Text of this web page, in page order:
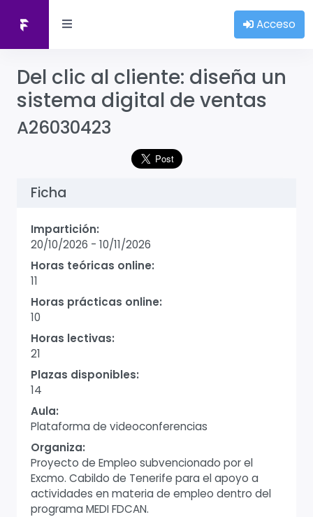
Acceso
Del clic al cliente: diseña un
sistema digital de ventas
A26030423
Ficha
Impartición:
20/10/2026 - 10/11/2026
Horas teóricas online:
11
Horas prácticas online:
10
Horas lectivas:
21
Plazas disponibles:
14
Aula:
Plataforma de videoconferencias
Organiza:
Proyecto de Empleo subvencionado por el
Excmo. Cabildo de Tenerife para el apoyo a
actividades en materia de empleo dentro del
programa MEDI FDCAN.